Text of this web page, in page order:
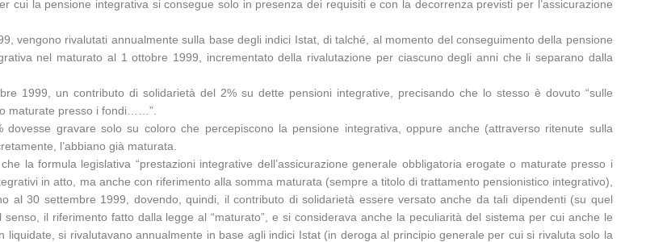
la pensione integrativa si consegue solo in presenza dei requisiti e con la decorrenza previsti per l’assicurazione
vengono rivalutati annualmente sulla base degli indici Istat, di talché, al momento del conseguimento della pensione
nel maturato al 1 ottobre 1999, incrementato della rivalutazione per ciascuno degli anni che li separano dalla
1999, un contributo di solidarietà del 2% su dette pensioni integrative, precisando che lo stesso è dovuto “sulle
maturate presso i fondi……”.
gravare solo su coloro che percepiscono la pensione integrativa, oppure anche (attraverso ritenute sulla
l’abbiano già maturata.
la formula legislativa “prestazioni integrative dell’assicurazione generale obbligatoria erogate o maturate presso i
in atto, ma anche con riferimento alla somma maturata (sempre a titolo di trattamento pensionistico integrativo),
al 30 settembre 1999, dovendo, quindi, il contributo di solidarietà essere versato anche da tali dipendenti (su quel
il riferimento fatto dalla legge al “maturato”, e si considerava anche la peculiarità del sistema per cui anche le
si rivalutavano annualmente in base agli indici Istat (in deroga al principio generale per cui si rivaluta solo la